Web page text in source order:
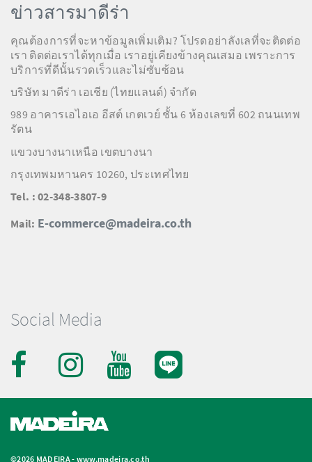
Social Media
ข่าวสารมาดีร่า
คุณต้องการที่จะหาข้อมูลเพิ่มเติม? โปรดอย่าลังเลที่จะติดต่อ
เรา ติดต่อเราได้ทุกเมื่อ เราอยู่เคียงข้างคุณเสมอ เพราะการ
บริการที่ดีนั้นรวดเร็วและไม่ซับซ้อน
บริษัท มาดีร่า เอเชีย (ไทยแลนด์) จำกัด
989 อาคารเอไอเอ อีสต์ เกตเวย์ ชั้น 6 ห้องเลขที่ 602 ถนนเทพ
รัตน
แขวงบางนาเหนือ เขตบางนา
กรุงเทพมหานคร 10260, ประเทศไทย
Tel. : 02-348-3807-9
Mail: E-commerce@madeira.co.th
©2026 MADEIRA - www.madeira.co.th